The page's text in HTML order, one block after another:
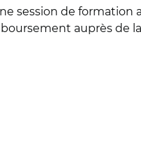
session de formation
auprès de la